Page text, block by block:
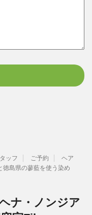
ッフ ご予約
ヘア
徳島県の蓼藍を使う染め
ナ・ノンジア